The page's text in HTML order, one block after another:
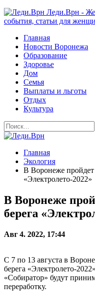
Леди.Врн -
события, статьи для
Главная
Новости Воронежа
Образование
Здоровье
Дом
Семья
Выплаты и льготы
Отдых
Культура
Главная
Экология
В Воронеже
«Электролето-2022»
В Воронеже
берега
Авг 4. 2022, 17:44
С 7 по 13 августа в
берега «Электролето-
«Собиратор» будут
переработку.